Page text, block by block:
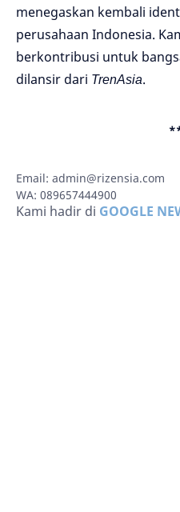
menegaskan kembali
perusahaan Indonesia.
berkontribusi untuk
dilansir dari TrenAsia.
Email: admin@rizensia.com
WA: 089657444900
Kami hadir di GOOGLE